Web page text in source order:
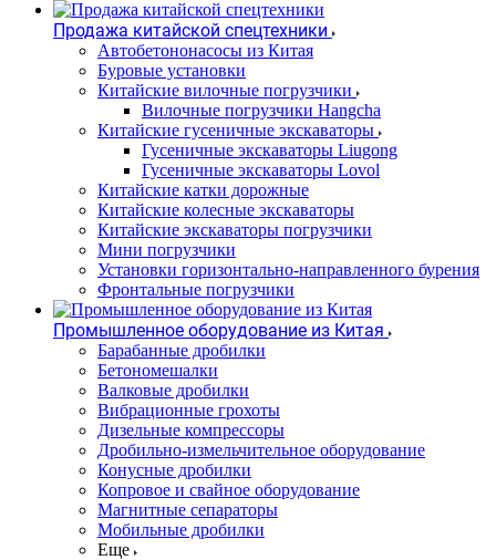
Продажа китайской спецтехники
Автобетононасосы из Китая
Буровые установки
Китайские вилочные погрузчики
Вилочные погрузчики Hangcha
Китайские гусеничные экскаваторы
Гусеничные экскаваторы Liugong
Гусеничные экскаваторы Lovol
Китайские катки дорожные
Китайские колесные экскаваторы
Китайские экскаваторы погрузчики
Мини погрузчики
Установки горизонтально-направленного бурения
Фронтальные погрузчики
Промышленное оборудование из Китая
Барабанные дробилки
Бетономешалки
Валковые дробилки
Вибрационные грохоты
Дизельные компрессоры
Дробильно-измельчительное оборудование
Конусные дробилки
Копровое и свайное оборудование
Магнитные сепараторы
Мобильные дробилки
Еще